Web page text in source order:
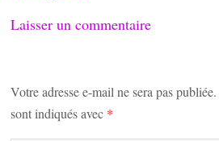
Laisser un commentaire
Votre adresse e-mail ne sera pas publiée.
sont indiqués avec *